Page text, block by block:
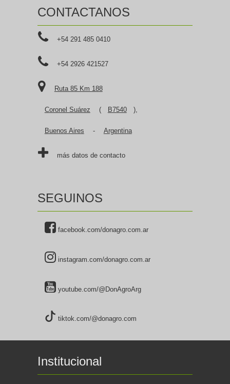
CONTACTANOS
+54 291 485 0410
+54 2926 421527
Ruta 85 Km 188
Coronel Suárez ( B7540 ),
Buenos Aires - Argentina
más datos de contacto
SEGUINOS
facebook.com/donagro.com.ar
instagram.com/donagro.com.ar
youtube.com/@DonAgroArg
tiktok.com/@donagro.com
Institucional